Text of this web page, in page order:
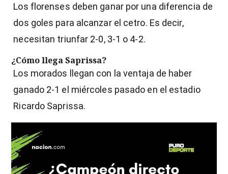
Los florenses deben ganar por una diferencia de
dos goles para alcanzar el cetro. Es decir,
necesitan triunfar 2-0, 3-1 o 4-2.
¿Cómo llega Saprissa?
Los morados llegan con la ventaja de haber
ganado 2-1 el miércoles pasado en el estadio
Ricardo Saprissa.